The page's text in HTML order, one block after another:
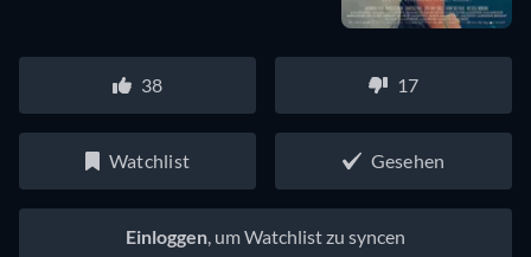
38 17
Watchlist Gesehen
Einloggen, um Watchlist zu syncen